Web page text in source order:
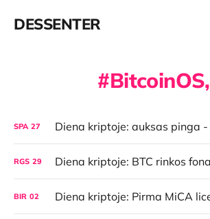
DESSENTER
BitcoinOS,
SPA 27
RGS 29
BIR 02